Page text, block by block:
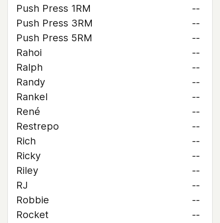
Push Press 1RM
--
Push Press 3RM
--
Push Press 5RM
--
Rahoi
--
Ralph
--
Randy
--
Rankel
--
René
--
Restrepo
--
Rich
--
Ricky
--
Riley
--
RJ
--
Robbie
--
Rocket
--